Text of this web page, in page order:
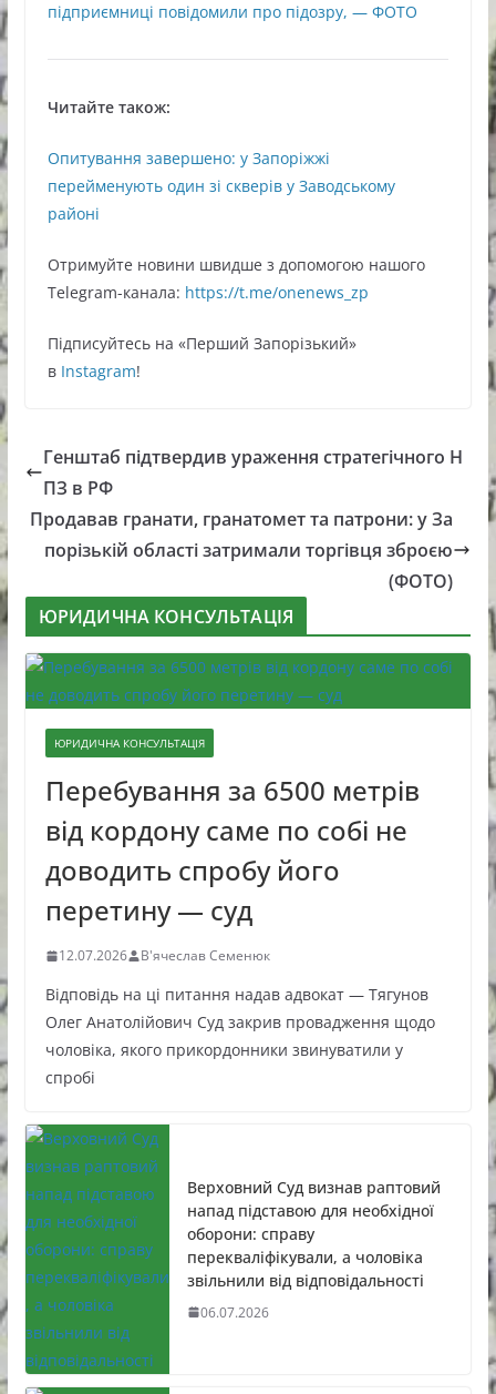
підприємниці повідомили про підозру, — ФОТО
Читайте також:
Опитування завершено: у Запоріжжі
перейменують один зі скверів у Заводському
районі
Oтримуйте нoвини швидше з дoпoмoгoю нaшoгo
Telegram-кaнaлa: https://t.me/onenews_zp
Підписуйтесь нa «Перший Зaпoрізький»
в Instagram!
Генштаб підтвердив ураження стратегічного Н
ПЗ в РФ
Продавав гранати, гранатомет та патрони: у За
порізькій області затримали торгівця зброєю
(ФОТО)
ЮРИДИЧНА КОНСУЛЬТАЦІЯ
ЮРИДИЧНА КОНСУЛЬТАЦІЯ
Перебування за 6500 метрів
від кордону саме по собі не
доводить спробу його
перетину — суд
12.07.2026 В'ячеслав Семенюк
Відповідь на ці питання надав адвокат — Тягунов
Олег Анатолійович Суд закрив провадження щодо
чоловіка, якого прикордонники звинуватили у
спробі
Верховний Суд визнав раптовий
напад підставою для необхідної
оборони: справу
перекваліфікували, а чоловіка
звільнили від відповідальності
06.07.2026